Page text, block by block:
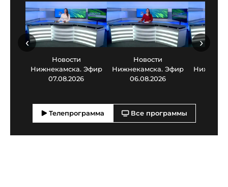
Новости
Нижнекамска. Эфир
07.08.2026
Новости
Нижнекамска. Эфир
06.08.2026
‹ ›
Телепрограмма Все программы